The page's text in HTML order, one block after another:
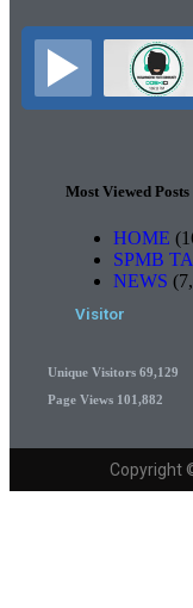
Most Viewed Posts
HOME
SPMB
NEWS
Visitor
Unique Visitors 69,129
Page Views 101,882
Copyright